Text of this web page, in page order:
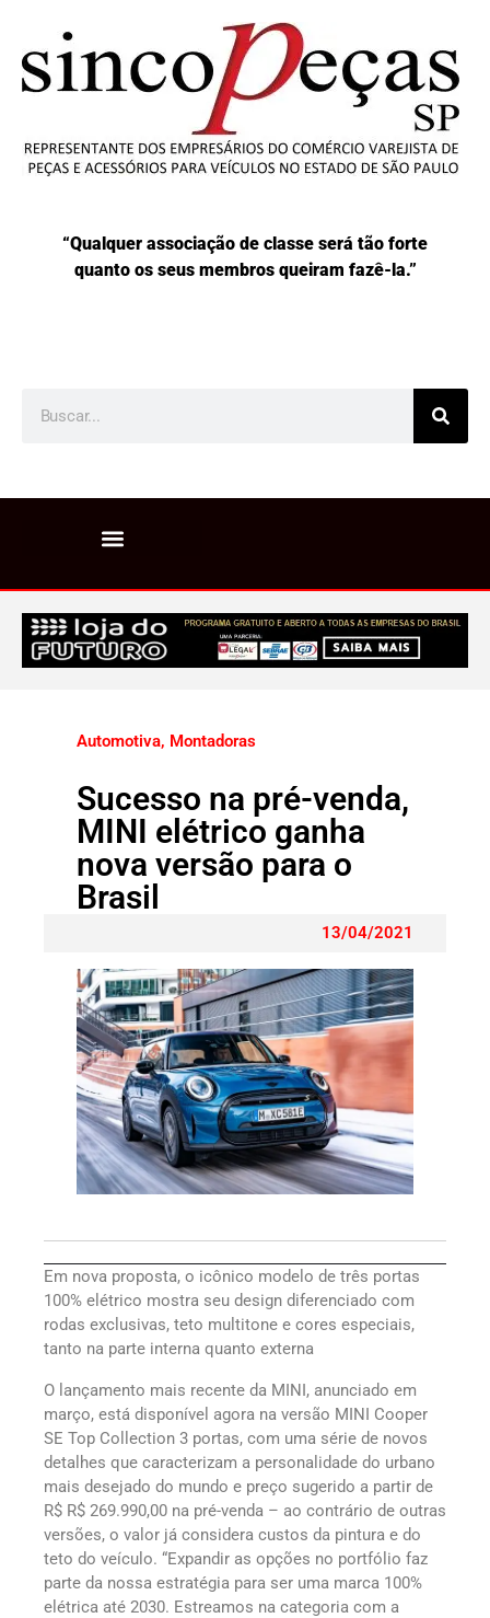
“Qualquer associação de classe será tão forte
quanto os seus membros queiram fazê-la.”
Automotiva, Montadoras
Sucesso na pré-venda,
MINI elétrico ganha
nova versão para o
Brasil
13/04/2021
Em nova proposta, o icônico modelo de três portas
100% elétrico mostra seu design diferenciado com
rodas exclusivas, teto multitone e cores especiais,
tanto na parte interna quanto externa
O lançamento mais recente da MINI, anunciado em
março, está disponível agora na versão MINI Cooper
SE Top Collection 3 portas, com uma série de novos
detalhes que caracterizam a personalidade do urbano
mais desejado do mundo e preço sugerido a partir de
R$ R$ 269.990,00 na pré-venda – ao contrário de outras
versões, o valor já considera custos da pintura e do
teto do veículo. “Expandir as opções no portfólio faz
parte da nossa estratégia para ser uma marca 100%
elétrica até 2030. Estreamos na categoria com a